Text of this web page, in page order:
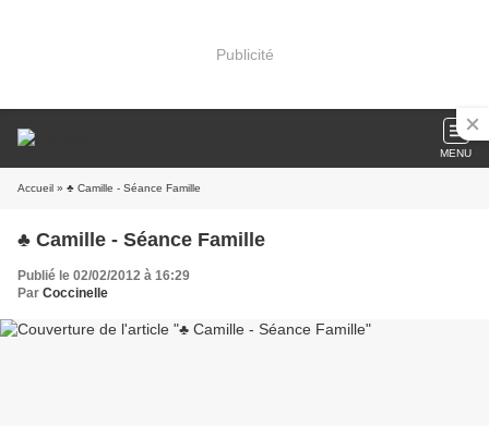
Publicité
MENU
Accueil » ♣ Camille - Séance Famille
♣ Camille - Séance Famille
Publié le 02/02/2012 à 16:29
Par Coccinelle